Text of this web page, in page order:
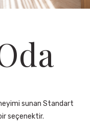
sunan Standart
seçenektir.